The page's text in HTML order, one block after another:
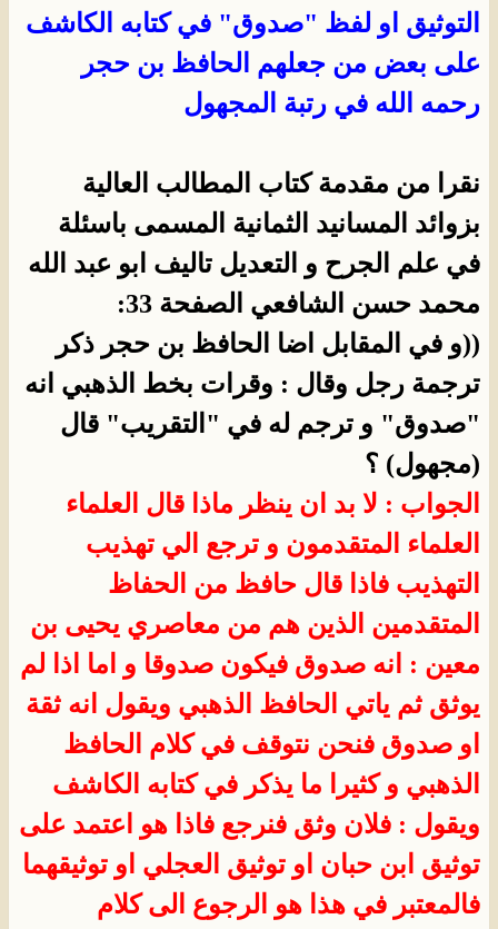
التوثيق او لفظ "صدوق" في كتابه الكاشف
على بعض من جعلهم الحافظ بن حجر
رحمه الله في رتبة المجهول
نقرا من مقدمة كتاب المطالب العالية
بزوائد المسانيد الثمانية المسمى باسئلة
في علم الجرح و التعديل تاليف ابو عبد الله
محمد حسن الشافعي الصفحة 33:
((و في المقابل اضا الحافظ بن حجر ذكر
ترجمة رجل وقال : وقرات بخط الذهبي انه
"صدوق" و ترجم له في "التقريب" قال
(مجهول) ؟
الجواب : لا بد ان ينظر ماذا قال العلماء
العلماء المتقدمون و ترجع الي تهذيب
التهذيب فاذا قال حافظ من الحفاظ
المتقدمين الذين هم من معاصري يحيى بن
معين : انه صدوق فيكون صدوقا و اما اذا لم
يوثق ثم ياتي الحافظ الذهبي ويقول انه ثقة
او صدوق فنحن نتوقف في كلام الحافظ
الذهبي و كثيرا ما يذكر في كتابه الكاشف
ويقول : فلان وثق فنرجع فاذا هو اعتمد على
توثيق ابن حبان او توثيق العجلي او توثيقهما
فالمعتبر في هذا هو الرجوع الى كلام